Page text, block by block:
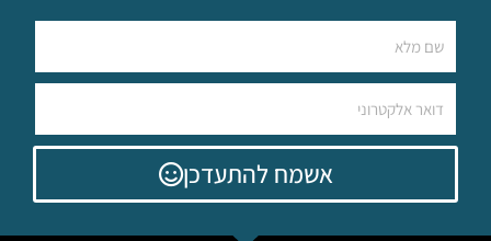
אשמח להתעדכן